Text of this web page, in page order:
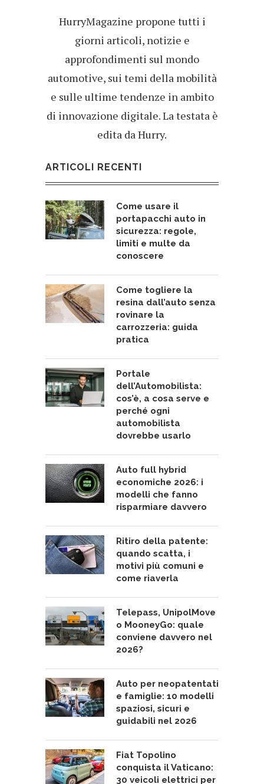
HurryMagazine propone tutti i
giorni articoli, notizie e
approfondimenti sul mondo
automotive, sui temi della mobilità
e sulle ultime tendenze in ambito
di innovazione digitale. La testata è
edita da Hurry.
ARTICOLI RECENTI
Come usare il
portapacchi auto in
sicurezza: regole,
limiti e multe da
conoscere
Come togliere la
resina dall’auto senza
rovinare la
carrozzeria: guida
pratica
Portale
dell’Automobilista:
cos’è, a cosa serve e
perché ogni
automobilista
dovrebbe usarlo
Auto full hybrid
economiche 2026: i
modelli che fanno
risparmiare davvero
Ritiro della patente:
quando scatta, i
motivi più comuni e
come riaverla
Telepass, UnipolMove
o MooneyGo: quale
conviene davvero nel
2026?
Auto per neopatentati
e famiglie: 10 modelli
spaziosi, sicuri e
guidabili nel 2026
Fiat Topolino
conquista il Vaticano:
30 veicoli elettrici per